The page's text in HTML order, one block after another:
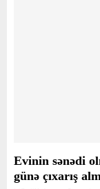
Evinin sənədi
günə çıxarış